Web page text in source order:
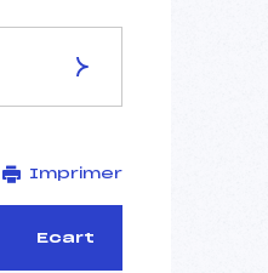
OBERSTDORF
10 km
Imprimer
Ecart